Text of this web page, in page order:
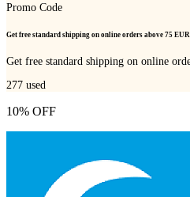
Promo Code
Get free standard shipping on online orders above 75
Get free standard shipping on online
277 used
10% OFF